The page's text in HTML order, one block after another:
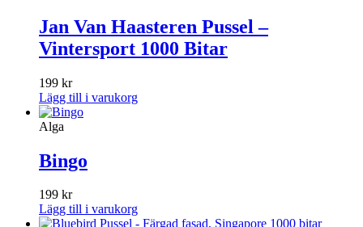
Jan Van Haasteren Pussel –
Vintersport 1000 Bitar
199 kr
Lägg till i varukorg
Alga
Bingo
199 kr
Lägg till i varukorg